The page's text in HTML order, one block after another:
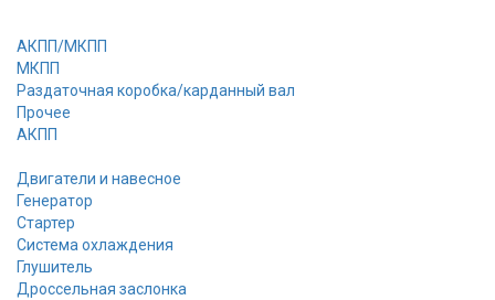
АКПП/МКПП
МКПП
Раздаточная коробка/карданный вал
Прочее
АКПП
Двигатели и навесное
Генератор
Стартер
Cистема охлаждения
Глушитель
Дроссельная заслонка